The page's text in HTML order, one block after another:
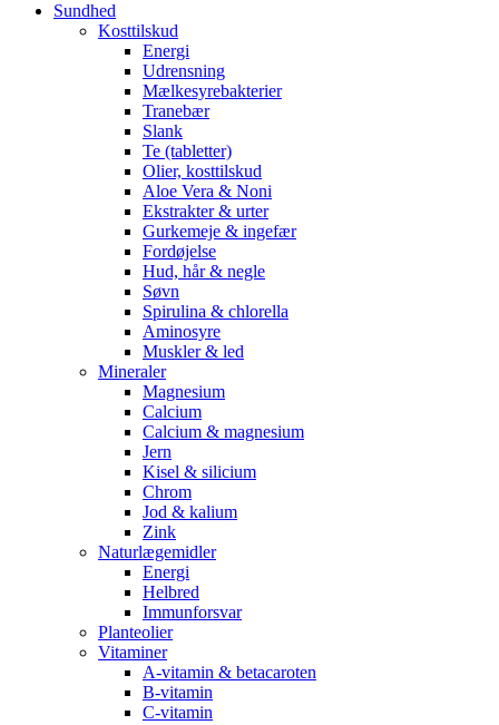
Sundhed
Kosttilskud
Energi
Udrensning
Mælkesyrebakterier
Tranebær
Slank
Te (tabletter)
Olier, kosttilskud
Aloe Vera & Noni
Ekstrakter & urter
Gurkemeje & ingefær
Fordøjelse
Hud, hår & negle
Søvn
Spirulina & chlorella
Aminosyre
Muskler & led
Mineraler
Magnesium
Calcium
Calcium & magnesium
Jern
Kisel & silicium
Chrom
Jod & kalium
Zink
Naturlægemidler
Energi
Helbred
Immunforsvar
Planteolier
Vitaminer
A-vitamin & betacaroten
B-vitamin
C-vitamin